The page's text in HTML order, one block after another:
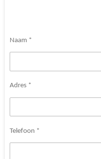
Naam *
Adres *
Telefoon *